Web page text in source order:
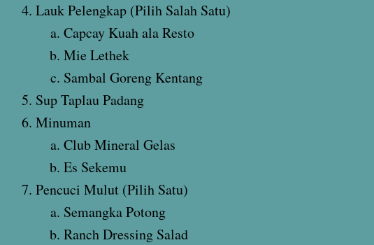
Lauk Pelengkap (Pilih Salah Satu)
Capcay Kuah ala Resto
Mie Lethek
Sambal Goreng Kentang
Sup Taplau Padang
Minuman
Club Mineral Gelas
Es Sekemu
Pencuci Mulut (Pilih Satu)
Semangka Potong
Ranch Dressing Salad